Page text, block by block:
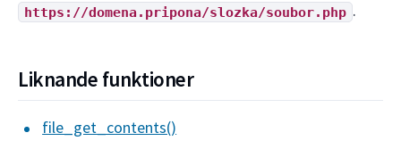
https://domena.pripona/slozka/soubor.php .
Liknande funktioner
file_get_contents()